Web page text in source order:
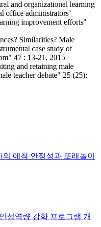
and organizational learning
office administrators’
improvement efforts"
Similarities? Male
case study of
47 : 13-21, 2015
and retaining male
teacher debate" 25 (25):
애착 안정성과 또래놀이
성역량 강화 프로그램 개